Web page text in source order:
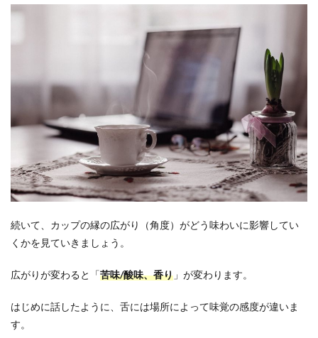
続いて、カップの縁の広がり（角度）がどう味わいに影響してい
くかを見ていきましょう。
広がりが変わると「苦味/酸味、香り 」が変わります。
はじめに話したように、舌には場所によって味覚の感度が違いま
す。